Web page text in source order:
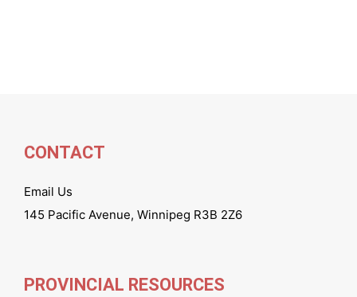
CONTACT
Email Us
145 Pacific Avenue, Winnipeg R3B 2Z6
PROVINCIAL RESOURCES